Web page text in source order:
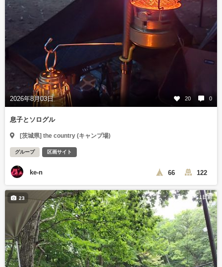
2026年8月03日 20 0
息子とソログル
[茨城県] the country (キャンプ場)
グループ 区画サイト
ke-n 66 122
1日前
23